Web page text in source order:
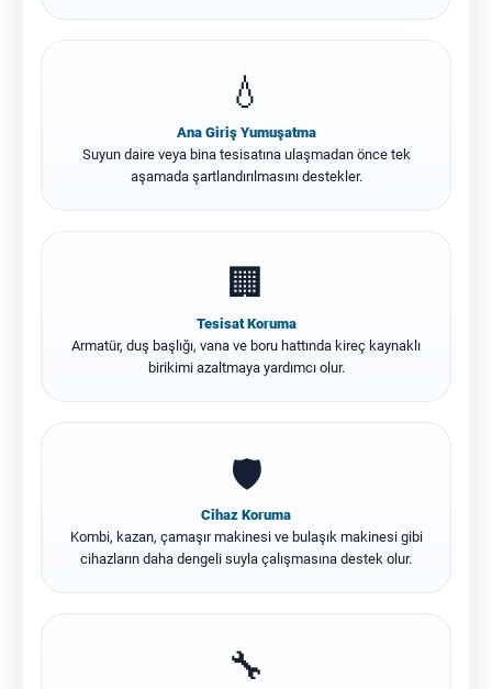
💧
Ana Giriş Yumuşatma
Suyun daire veya bina tesisatına ulaşmadan önce tek
aşamada şartlandırılmasını destekler.
🏢
Tesisat Koruma
Armatür, duş başlığı, vana ve boru hattında kireç kaynaklı
birikimi azaltmaya yardımcı olur.
🛡️
Cihaz Koruma
Kombi, kazan, çamaşır makinesi ve bulaşık makinesi gibi
cihazların daha dengeli suyla çalışmasına destek olur.
🔧